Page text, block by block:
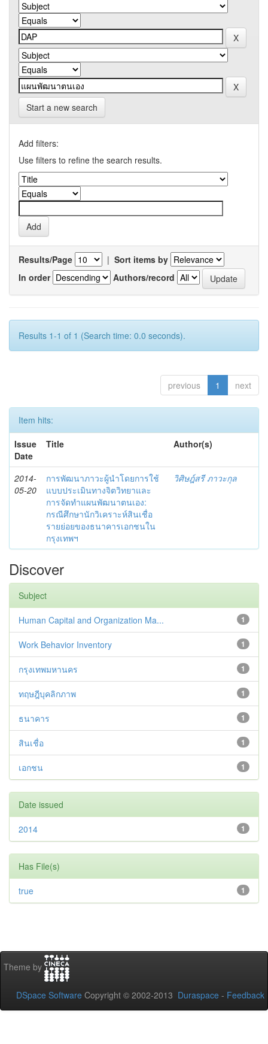
Start a new search
Add filters:
Use filters to refine the search results.
Results/Page | Sort items by
In order
Authors/record
Results 1-1 of 1 (Search time: 0.0 seconds).
previous 1 next
Item hits:
Issue
Date
Title Author(s)
2014-
05-20
การพัฒนาภาวะผู้นำโดยการใช้
แบบประเมินทางจิตวิทยาและ
การจัดทำแผนพัฒนาตนเอง:
กรณีศึกษานักวิเคราะห์สินเชื่อ
รายย่อยของธนาคารเอกชนใน
กรุงเทพฯ
วิศิษฎ์สรี ภาวะกุล
Discover
Subject
1
Human Capital and Organization Ma...
1
Work Behavior Inventory
1
กรุงเทพมหานคร
1
ทฤษฎีบุคลิกภาพ
1
ธนาคาร
1
สินเชื่อ
1
เอกชน
Date issued
1
2014
Has File(s)
1
true
Theme by
DSpace Software Copyright © 2002-2013 Duraspace - Feedback